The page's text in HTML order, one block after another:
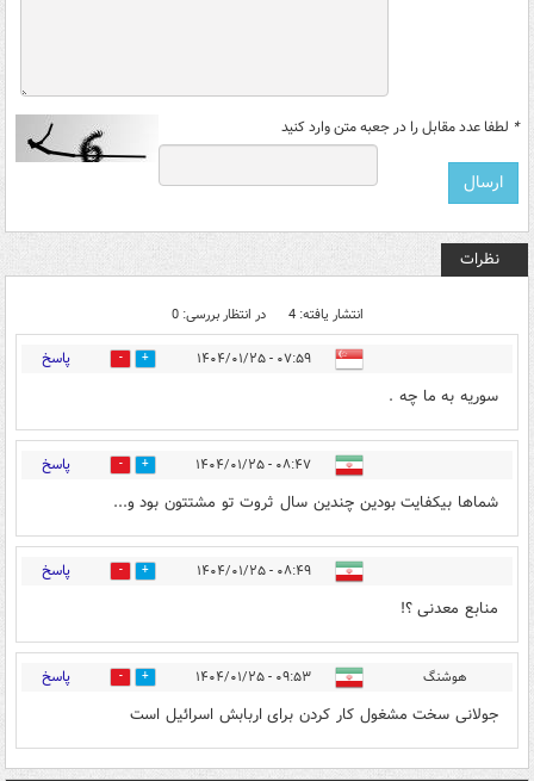
* لطفا عدد مقابل را در جعبه متن وارد کنید
نظرات
انتشار یافته: 4 در انتظار بررسی: 0
۰۷:۵۹ - ۱۴۰۴/۰۱/۲۵ 0 پاسخ
سوریه به ما چه .
۰۸:۴۷ - ۱۴۰۴/۰۱/۲۵ 1 پاسخ
شماها بیکفایت بودین چندین سال ثروت تو مشتتون بود و...
۰۸:۴۹ - ۱۴۰۴/۰۱/۲۵ 1 پاسخ
منابع معدنی ؟!
هوشنگ ۰۹:۵۳ - ۱۴۰۴/۰۱/۲۵ 0 پاسخ
جولانی سخت مشغول کار کردن برای اربابش اسرائیل است